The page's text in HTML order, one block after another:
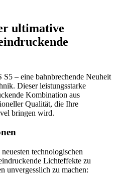
ultimative
– eine bahnbrechende Neuheit
Dieser leistungsstarke
Kombination aus
Qualität, die Ihre
bringen wird.
technologischen
Lichteffekte zu
unvergesslich zu machen: